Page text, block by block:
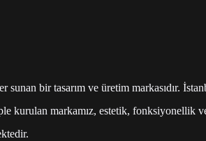
sunan bir tasarım ve üretim markasıdır.
kurulan markamız, estetik, fonksiyonellik